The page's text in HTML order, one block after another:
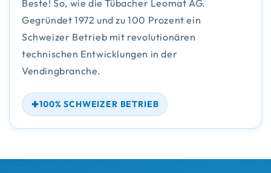
Beste! So, wie die Tübacher Leomat AG.
Gegründet 1972 und zu 100 Prozent ein
Schweizer Betrieb mit revolutionären
technischen Entwicklungen in der
Vendingbranche.
100% SCHWEIZER BETRIEB